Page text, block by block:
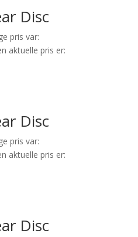
Disc
pris var:
aktuelle pris er:
Disc
pris var:
aktuelle pris er:
Disc